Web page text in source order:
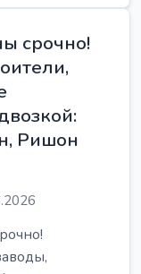
срочно!
Ришон